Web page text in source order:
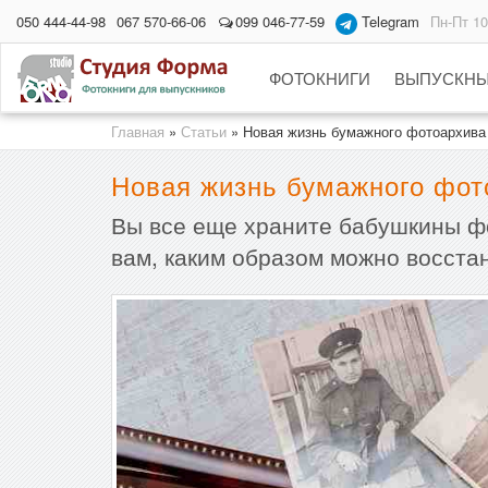
050 444-44-98 067 570-66-06 099 046-77-59 Telegram Пн-Пт
ФОТОКНИГИ
Главная » Статьи » Новая жизнь бумажного фотоархива
Новая жизнь бумажного
Вы все еще храните бабушкины
вам, каким образом можно